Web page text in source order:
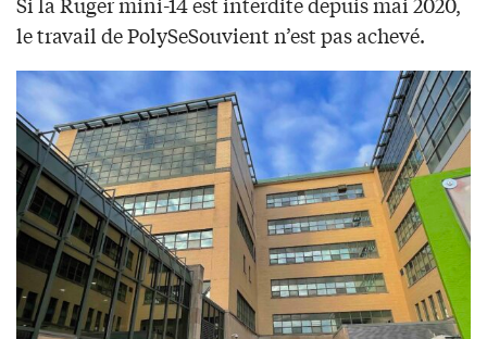
le travail de PolySeSouvient n’est pas achevé.